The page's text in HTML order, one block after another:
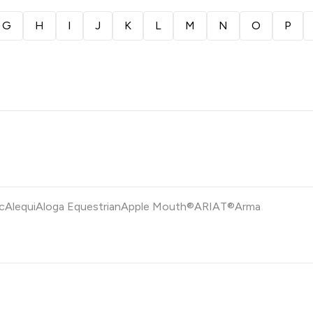
G H I J K L M N O P
AlequiAloga EquestrianApple Mouth®ARIAT®Arma